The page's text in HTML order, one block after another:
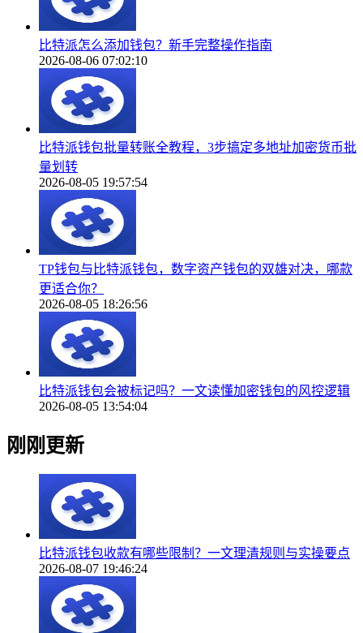
比特派怎么添加钱包？新手完整操作指南
2026-08-06 07:02:10
比特派钱包批量转账全教程，3步搞定多地址加密货币批
量划转
2026-08-05 19:57:54
TP钱包与比特派钱包，数字资产钱包的双雄对决，哪款
更适合你？
2026-08-05 18:26:56
比特派钱包会被标记吗？一文读懂加密钱包的风控逻辑
2026-08-05 13:54:04
刚刚更新
比特派钱包收款有哪些限制？一文理清规则与实操要点
2026-08-07 19:46:24